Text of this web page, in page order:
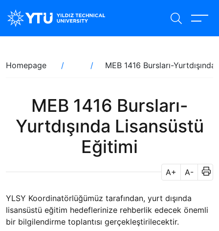
to
main
Breadcrumb
Homepage MEB 1416 Bursları-
MEB 1416 Bursları-
Yurtdışında Lisansüstü
Eğitimi
A+ A-
YLSY Koordinatörlüğümüz tarafından, yurt dışında
lisansüstü eğitim hedeflerinize rehberlik edecek önemli
bir bilgilendirme toplantısı gerçekleştirilecektir.